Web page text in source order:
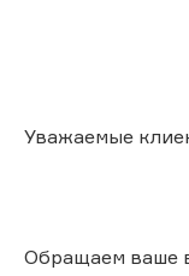
Уважаемые
Обращаем ваше